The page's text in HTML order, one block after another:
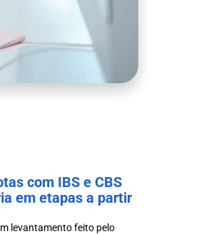
com IBS e CBS
em etapas a partir
levantamento feito pelo